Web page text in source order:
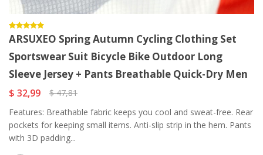
ARSUXEO Spring Autumn Cycling Clothing Set
Sportswear Suit Bicycle Bike Outdoor Long
Sleeve Jersey + Pants Breathable Quick-Dry Men
$ 32,99
$ 47,81
Features: Breathable fabric keeps you cool and sweat-free. Rear
pockets for keeping small items. Anti-slip strip in the hem. Pants
with 3D padding...